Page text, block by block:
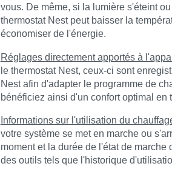
vous. De même, si la lumière s'éteint
thermostat Nest peut baisser la
économiser de l'énergie.
Réglages directement apportés à
le thermostat Nest, ceux-ci sont
Nest afin d'adapter le programme de
bénéficiez ainsi d'un confort optimal en
Informations sur l'utilisation du
votre système se met en marche ou
moment et la durée de l'état de
des outils tels que l'historique